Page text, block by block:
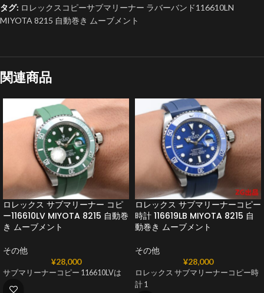
タグ: ロレックスコピーサブマリーナー ラバーバンド116610LN
MIYOTA 8215 自動巻き ムーブメント
関連商品
ロレックス サブマリーナー コピ
ー116610LV MIYOTA 8215 自動巻
き ムーブメント
その他
¥28,000
サブマリーナーコピー 116610LVは
ロレックス サブマリーナーコピー
時計 116619LB MIYOTA 8215 自
動巻き ムーブメント
その他
¥28,000
ロレックス サブマリーナーコピー時
計 1